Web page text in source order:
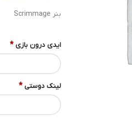
بنر Scrimmage
ایدی درون بازی *
لینک دوستی *